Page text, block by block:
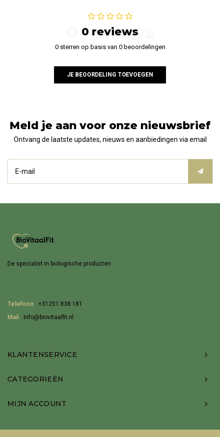
0 reviews
0 reviews
0 sterren op basis van 0 beoordelingen
JE BEOORDELING TOEVOEGEN
Meld je aan voor onze nieuwsbrief
Ontvang de laatste updates, nieuws en aanbiedingen via email
De specialist in biologische producten
Telefoon
+31251 838 181
Mail
Info@biovitaalfit.nl
KLANTENSERVICE
CATEGORIEËN
MIJN ACCOUNT